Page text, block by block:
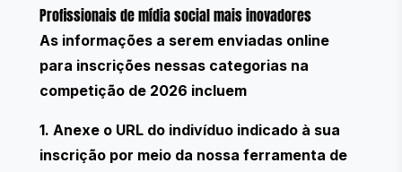
Profissionais de mídia social mais inovadores
As informações a serem enviadas online
para inscrições nessas categorias na
competição de 2026 incluem
1. Anexe o URL do indivíduo indicado à sua
inscrição por meio da nossa ferramenta de